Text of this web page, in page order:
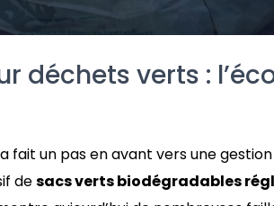
déchets verts :
fait un pas en avant vers une
desacs verts biodégradables